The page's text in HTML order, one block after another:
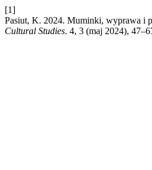
[1]
Pasiut, K. 2024. Muminki, wyprawa i
Cultural Studies. 4, 3 (maj 2024),